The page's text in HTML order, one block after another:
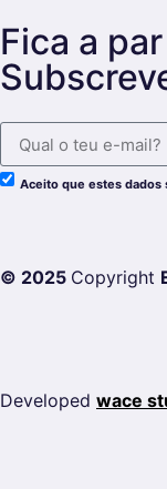
Fica a
Aceito que estes dados
© 2025 Copyright
Developed wace